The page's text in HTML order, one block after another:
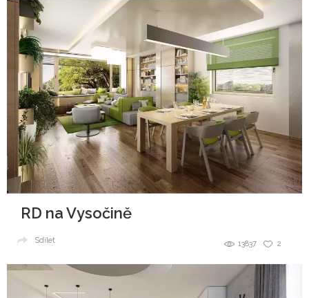
RD na Vysočině
2
13837
Sdílet